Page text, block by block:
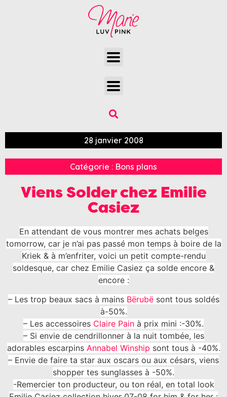
28 janvier 2008
Catégorie : Bons plans
Viens Solder chez Emilie
Casiez
En attendant de vous montrer mes achats belges
tomorrow, car je n’ai pas passé mon temps à boire de la
Kriek & à m’enfriter, voici un petit compte-rendu
soldesque, car chez Emilie Casiez ça solde encore &
encore :
– Les trop beaux sacs à mains Bërubësont tous soldés
à-50%.
– Les accessoires Claire Pain à prix mini :-30%.
– Si envie de cendrillonner à la nuit tombée, les
adorables escarpins Annabel Winship sont tous à -40%.
– Envie de faire ta star aux oscars ou aux césars, viens
shopper tes sunglasses à -50%.
-Remercier ton producteur, ou ton réal, en total look